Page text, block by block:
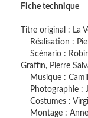
Fiche technique
Titre original : La
Réalisation :
Scénario :
Graffin, Pierre
Musique :
Photographie :
Costumes :
Montage :